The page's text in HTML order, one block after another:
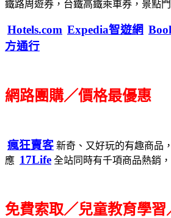
鐵路周遊券，台鐵高鐵乘車券，景點
Hotels.com Expedia智遊網
方通行
網路團購／價格最優惠
瘋狂賣客 新奇、又好玩的有趣商品
應 17Life 全站同時有千項商品熱銷
免費索取／兒童教育學